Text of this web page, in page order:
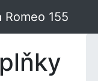
155